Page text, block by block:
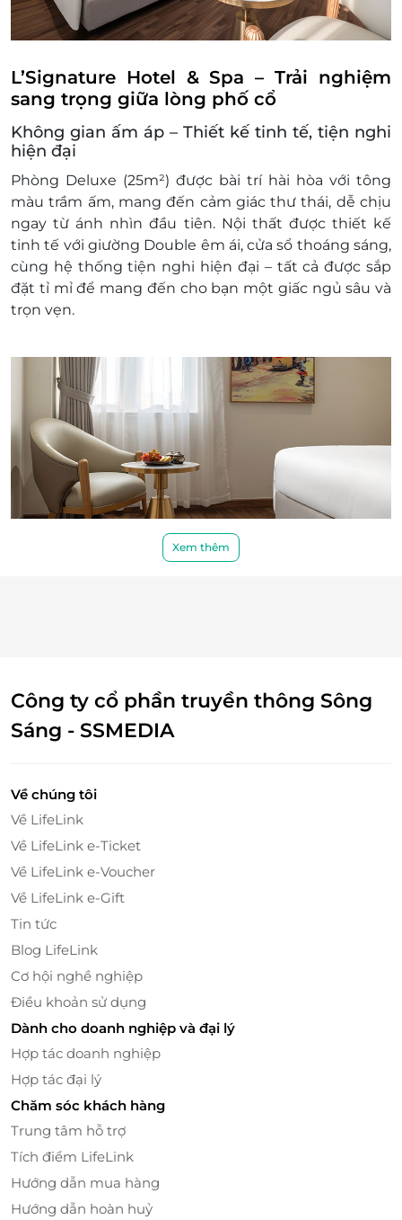
Từ 6 tuổi trở lên tính như người lớn
Giường Phụ: +800,000 VNĐ/giường
Điều kiện đặt & nhận phòng:
Đặt ít nhất 7 - 10 ngày trước ngày đến lưu trú
(tùy tình trạng phòng). Giai đoạn cao điểm
cần đặt trước 3 tuần
Giờ nhận phòng: Sau 14h00 / Giờ trả phòng:
Trước 12h00
Check in sớm - Check out muộn: tùy thuộc
vào tình trạng phòng và có thể sẽ phụ thu
theo quy định của khách sạn.
Hotline đặt phòng & tư vấn (9h-20h): 1900
2065 / 0702 804 262
Văn phòng HCM: 028 6680 8757
LifeLink.vn
Hủy phòng từ 15 ngày đến ngày khách đến
lưu trú 100% voucher. Không hủy, hoàn, thay
đổi các ngày cao điểm và Lễ Tết
Điều kiện khác:
Áp dụng 01 e-Voucher/e-Coupon cho 02
khách
Một khách hàng được mua nhiều e-
Voucher/e-Coupon
e-Voucher/e-Coupon không có giá trị quy đổi
L’Signature Hotel & Spa – Trải nghiệm
sang trọng giữa lòng phố cổ
Không gian ấm áp – Thiết kế tinh tế, tiện nghi
hiện đại
Phòng Deluxe (25m²) được bài trí hài hòa với tông
màu trầm ấm, mang đến cảm giác thư thái, dễ chịu
ngay từ ánh nhìn đầu tiên. Nội thất được thiết kế
tinh tế với giường Double êm ái, cửa sổ thoáng sáng,
cùng hệ thống tiện nghi hiện đại – tất cả được sắp
đặt tỉ mỉ để mang đến cho bạn một giấc ngủ sâu và
trọn vẹn.
Trải nghiệm ẩm thực & thư giãn đẳng cấp
ngay trong khách sạn
Không cần đi xa, du khách có thể tận hưởng
bữa ăn tinh tế tại nhà hàng trong khách sạn
Hà Nội từ trên cao. Khi mặt trời dần khuất,
hoàng hôn phủ lên mặt nước Hồ Gươm
nhạc du dương, một ly cocktail hay rượu vang trong
tay – khoảnh khắc ấy đủ để khiến mọi mệt mỏi tan
biến.
Sau hành trình khám phá, hãy dành thời gian cho
Spa cao cấp tại L’Signature
Xem thêm
Công ty cổ phần truyền thông Sông
Sáng - SSMEDIA
Về chúng tôi
Về LifeLink
Về LifeLink e-Ticket
Về LifeLink e-Voucher
Về LifeLink e-Gift
Tin tức
Blog LifeLink
Cơ hội nghề nghiệp
Điều khoản sử dụng
Dành cho doanh nghiệp và đại lý
Hợp tác doanh nghiệp
Hợp tác đại lý
Chăm sóc khách hàng
Trung tâm hỗ trợ
Tích điểm LifeLink
Hướng dẫn mua hàng
Hướng dẫn hoàn huỷ